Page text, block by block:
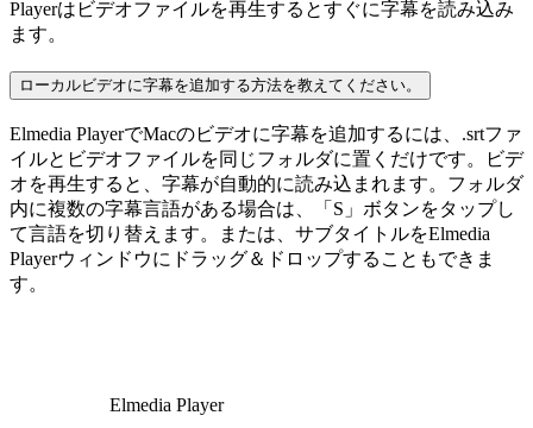
Playerはビデオファイルを再生するとすぐに字幕を読み込み
ます。
ローカルビデオに字幕を追加する方法を教えてください。
Elmedia PlayerでMacのビデオに字幕を追加するには、.srtファ
イルとビデオファイルを同じフォルダに置くだけです。ビデ
オを再生すると、字幕が自動的に読み込まれます。フォルダ
内に複数の字幕言語がある場合は、「S」ボタンをタップし
て言語を切り替えます。または、サブタイトルをElmedia
Playerウィンドウにドラッグ＆ドロップすることもできま
す。
Elmedia Player